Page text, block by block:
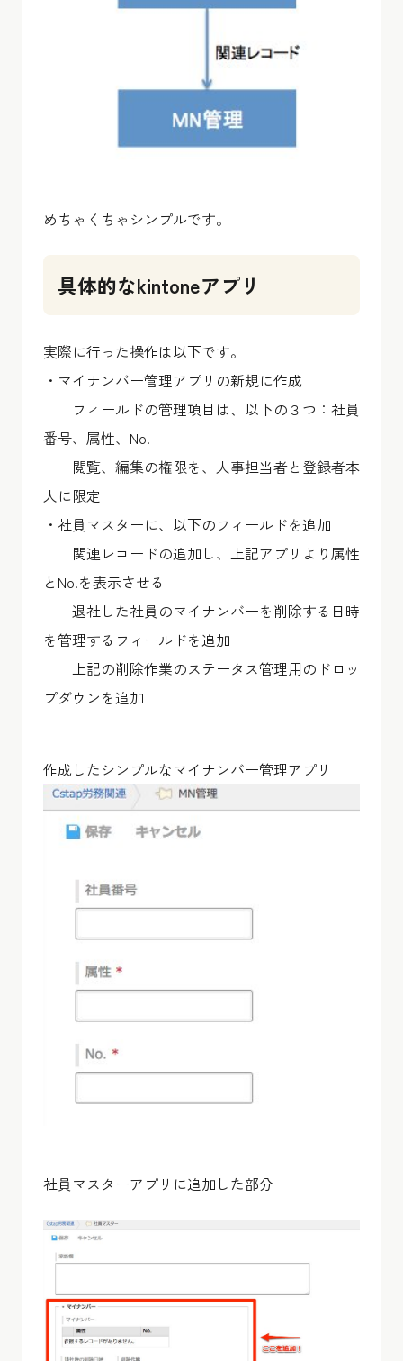
めちゃくちゃシンプルです。
具体的なkintoneアプリ
実際に行った操作は以下です。
・マイナンバー管理アプリの新規に作成
フィールドの管理項目は、以下の３つ：社員
番号、属性、No.
閲覧、編集の権限を、人事担当者と登録者本
人に限定
・社員マスターに、以下のフィールドを追加
関連レコードの追加し、上記アプリより属性
とNo.を表示させる
退社した社員のマイナンバーを削除する日時
を管理するフィールドを追加
上記の削除作業のステータス管理用のドロッ
プダウンを追加
作成したシンプルなマイナンバー管理アプリ
社員マスターアプリに追加した部分